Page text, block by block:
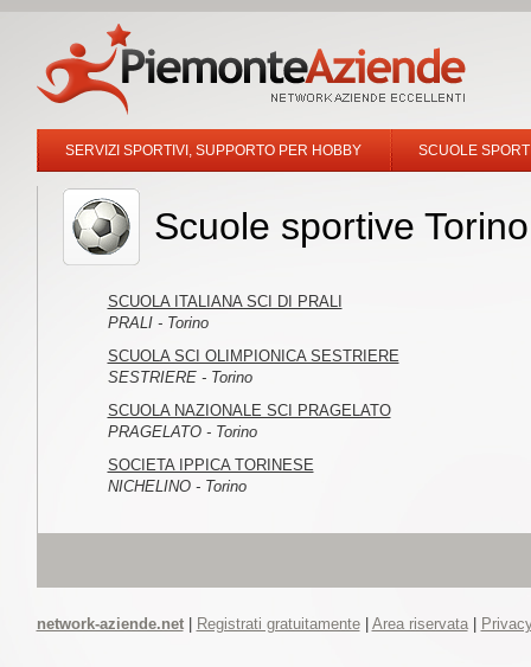
SERVIZI SPORTIVI, SUPPORTO PER HOBBY SCUOLE
Scuole sportive Torino
SCUOLA ITALIANA SCI DI PRALI
PRALI - Torino
SCUOLA SCI OLIMPIONICA SESTRIERE
SESTRIERE - Torino
SCUOLA NAZIONALE SCI PRAGELATO
PRAGELATO - Torino
SOCIETA IPPICA TORINESE
NICHELINO - Torino
network-aziende.net| Registrati gratuitamente| Area riservata|